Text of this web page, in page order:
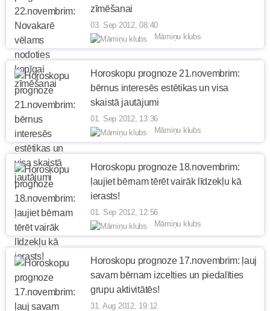
zīmēšanai
03. Sep 2012, 08:40
Māmiņu klubs
Horoskopu prognoze 21.novembrim:
bērnus interesēs estētikas un visa
skaistā jautājumi
01. Sep 2012, 13:36
Māmiņu klubs
Horoskopu prognoze 18.novembrim:
ļaujiet bērnam tērēt vairāk līdzekļu kā
ierasts!
01. Sep 2012, 12:56
Māmiņu klubs
Horoskopu prognoze 17.novembrim: ļauj
savam bērnam izcelties un piedalīties
grupu aktivitātēs!
31. Aug 2012, 19:12